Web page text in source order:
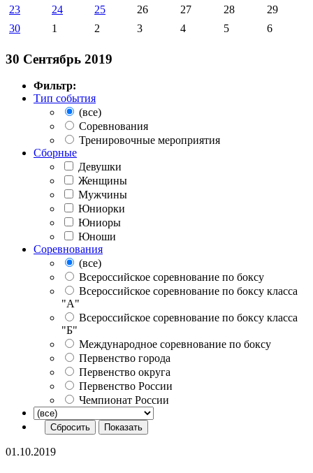
23 24 25 26 27 28
29
30
1 2 3 4 5 6
30 Сентябрь 2019
Фильтр:
Тип события
(все)
Соревнования
Тренировочные мероприятия
Сборные
Девушки
Женщины
Мужчины
Юниорки
Юниоры
Юноши
Соревнования
(все)
Всероссийское соревнование по боксу
Всероссийское соревнование по боксу класса
"А"
Всероссийское соревнование по боксу класса
"Б"
Международное соревнование по боксу
Первенство города
Первенство округа
Первенство России
Чемпионат России
01.10.2019